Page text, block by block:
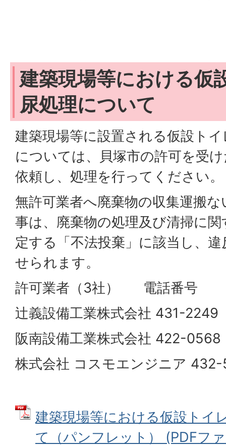
建築現場等における仮
尿処理について
建築現場等に設置される仮設ト
については、貝塚市の許可を受
依頼し、処理を行ってください。
無許可業者へ廃棄物の収集運搬
事は、廃棄物の処理及び清掃に
定する「不法投棄」に該当し、
せられます。
許可業者（3社） 電話番号
辻義設備工業株式会社 431-2249
阪南設備工業株式会社 422-0568
株式会社 コスモエンジニア
建築現場等における仮設トイ
て（パンフレット） (PDFフ